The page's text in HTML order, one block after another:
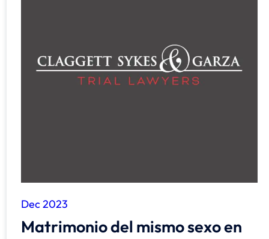
Dec 2023
Matrimonio del mismo sexo en